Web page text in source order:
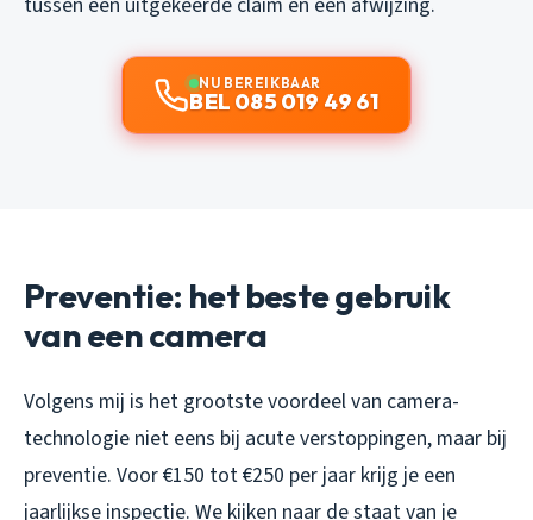
NU BEREIKBAAR
BEL 085 019 49 61
Preventie: het beste gebruik
van een camera
Volgens mij is het grootste voordeel van camera-
technologie niet eens bij acute verstoppingen, maar bij
preventie. Voor €150 tot €250 per jaar krijg je een
jaarlijkse inspectie. We kijken naar de staat van je